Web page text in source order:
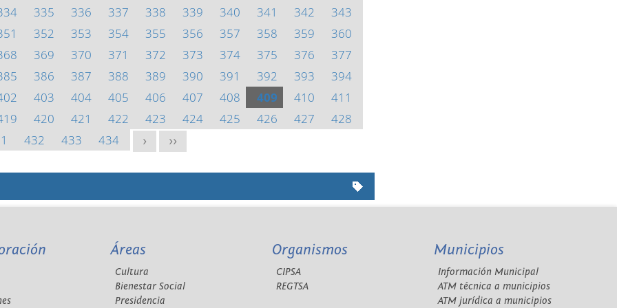
335 336 337 338 339 340 341 342
343
352 353 354 355 356 357 358 359
360
369 370 371 372 373 374 375 376
377
386 387 388 389 390 391 392 393
394
403 404 405 406 407 408 409 410
411
420 421 422 423 424 425 426 427
428
432 433 434 > >>
Áreas
Cultura
Bienestar Social
Presidencia
Organismos
CIPSA
REGTSA
Municipios
Información Municipal
ATM técnica a municipios
ATM jurídica a municipios